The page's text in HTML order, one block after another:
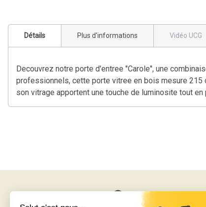
Détails Plus d'informations Vidéo UCG
Decouvrez notre porte d'entree "Carole", une
professionnels, cette porte vitree en bois mesure 215
son vitrage apportent une touche de luminosite tout